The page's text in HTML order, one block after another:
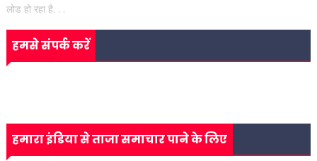
लोड हो रहा है. . .
हमसे संपर्क करें
हमारा इंडिया से ताजा समाचार पाने के लिए